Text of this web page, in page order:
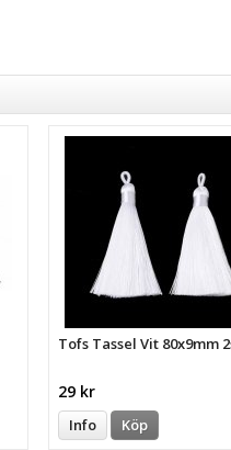
Tofs Tassel Vit 80x9mm
29 kr
Info Köp